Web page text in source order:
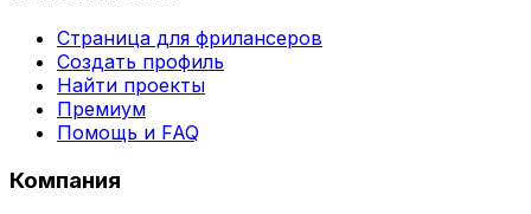
Страница для фрилансеров
Создать профиль
Найти проекты
Премиум
Помощь и FAQ
Компания